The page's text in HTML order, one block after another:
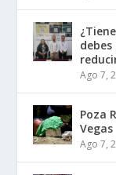
Ago 7,
Poza
Vegas
Ago 7,